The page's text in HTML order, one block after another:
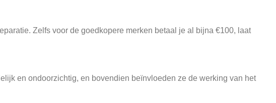
Zelfs voor de goedkopere merken betaal je al bijna €100, laat
en ondoorzichtig, en bovendien beïnvloeden ze de werking van het